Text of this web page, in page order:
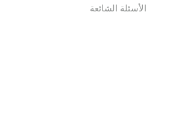
الأسئلة الشائعة